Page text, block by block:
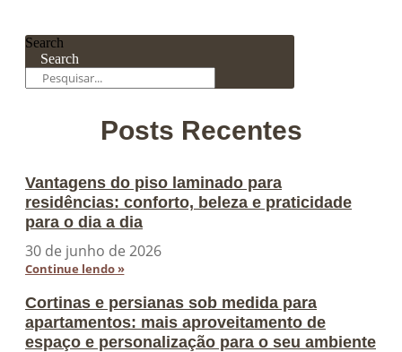
Search
Search
Posts Recentes
Vantagens do piso laminado para
residências: conforto, beleza e praticidade
para o dia a dia
30 de junho de 2026
Continue lendo »
Cortinas e persianas sob medida para
apartamentos: mais aproveitamento de
espaço e personalização para o seu ambiente